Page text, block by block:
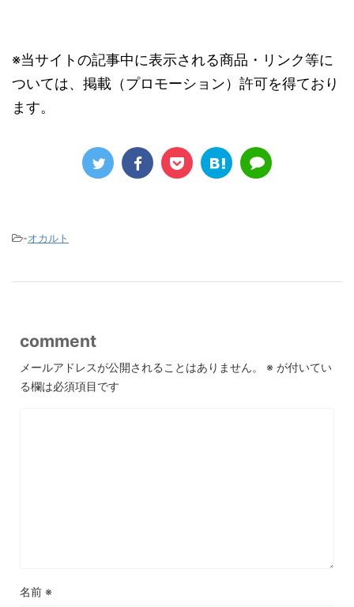
※当サイトの記事中に表示される商品・リンク等に
ついては、掲載（プロモーション）許可を得ており
ます。
-オカルト
comment
メールアドレスが公開されることはありません。 ※ が付いてい
る欄は必須項目です
名前 ※